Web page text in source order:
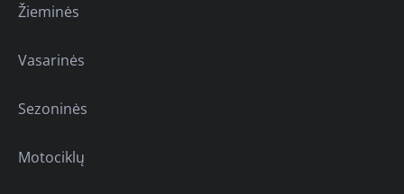
Žieminės
Vasarinės
Sezoninės
Motociklų